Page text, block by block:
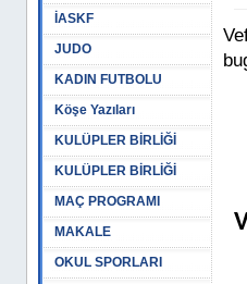
İASKF
JUDO
KADIN FUTBOLU
Köşe Yazıları
KULÜPLER BİRLİĞİ
KULÜPLER BİRLİĞİ
MAÇ PROGRAMI
MAKALE
OKUL SPORLARI